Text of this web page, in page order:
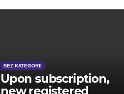
BEZ KATEGORII
Upon subscription,
new registered